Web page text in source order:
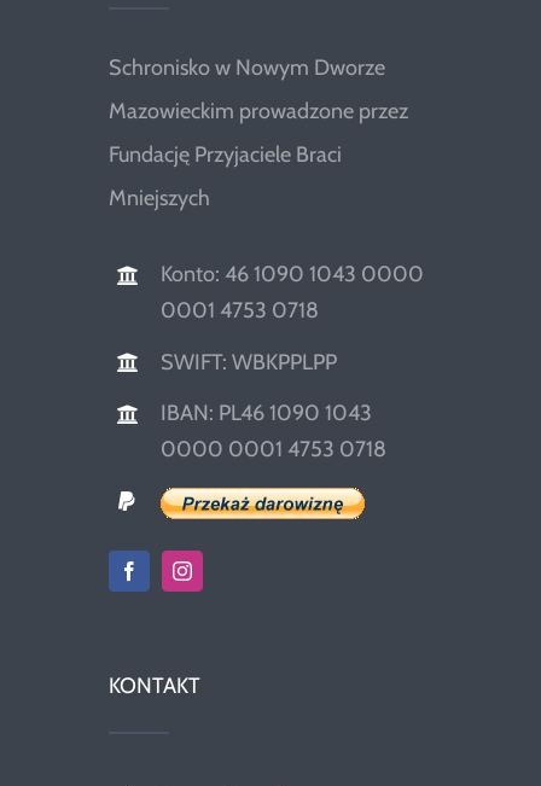
Schronisko w Nowym Dworze
Mazowieckim prowadzone przez
Fundację Przyjaciele Braci
Mniejszych
Konto: 46 1090 1043 0000
0001 4753 0718
SWIFT: WBKPPLPP
IBAN: PL46 1090 1043
0000 0001 4753 0718
KONTAKT